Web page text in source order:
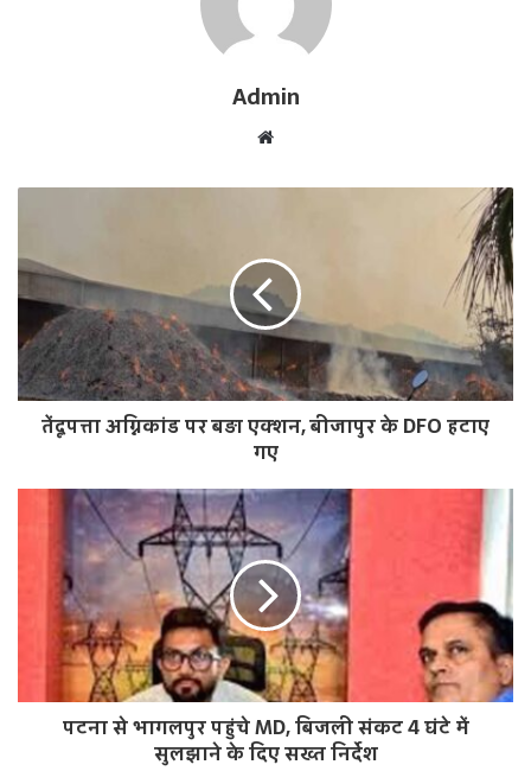
Admin
b
e
तेंदूपत्ता अग्निकांड पर बड़ा एक्शन, बीजापुर के DFO हटाए
गए
पटना से भागलपुर पहुंचे MD, बिजली संकट 4 घंटे में
सुलझाने के दिए सख्त निर्देश